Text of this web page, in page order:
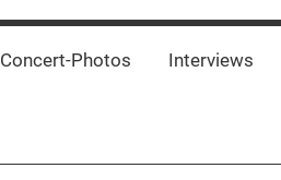
Releases
Concert-Photos Interviews